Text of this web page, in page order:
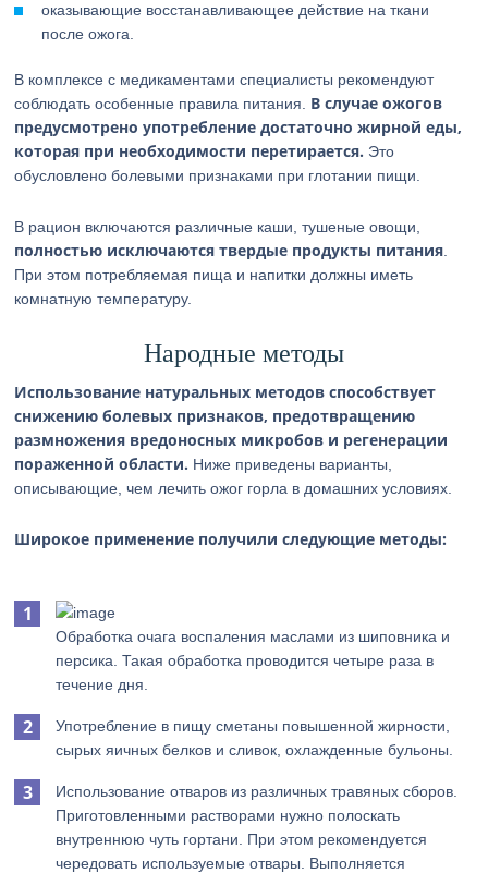
оказывающие восстанавливающее действие на ткани
после ожога.
В комплексе с медикаментами специалисты рекомендуют
соблюдать особенные правила питания. В случае ожогов
предусмотрено употребление достаточно жирной еды,
которая при необходимости перетирается. Это
обусловлено болевыми признаками при глотании пищи.
В рацион включаются различные каши, тушеные овощи,
полностью исключаются твердые продукты питания
При этом потребляемая пища и напитки должны иметь
комнатную температуру.
Народные методы
Использование натуральных методов способствует
снижению болевых признаков, предотвращению
размножения вредоносных микробов и регенерации
пораженной области. Ниже приведены варианты,
описывающие, чем лечить ожог горла в домашних условиях.
Широкое применение получили следующие методы:
Обработка очага воспаления маслами из шиповника и
персика. Такая обработка проводится четыре раза в
течение дня.
Употребление в пищу сметаны повышенной жирности,
сырых яичных белков и сливок, охлажденные бульоны.
Использование отваров из различных травяных сборов.
Приготовленными растворами нужно полоскать
внутреннюю чуть гортани. При этом рекомендуется
чередовать используемые отвары. Выполняется